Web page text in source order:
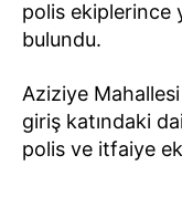
polis ekiplerince
bulundu.
Aziziye
giriş katındaki
polis ve itfaiye